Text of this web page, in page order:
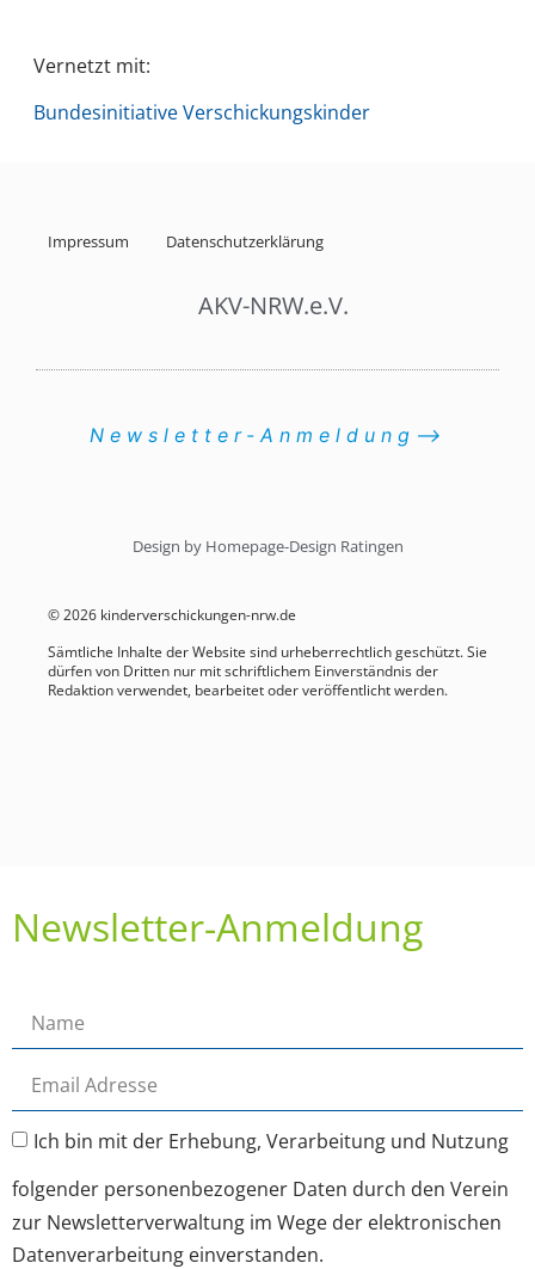
Vernetzt mit:
Bundesinitiative Verschickungskinder
Impressum Datenschutzerklärung
AKV-NRW.e.V.
Newsletter-Anmeldung⟶
Design by Homepage-Design Ratingen
© 2026 kinderverschickungen-nrw.de
Sämtliche Inhalte der Website sind urheberrechtlich geschützt. Sie
dürfen von Dritten nur mit schriftlichem Einverständnis der
Redaktion verwendet, bearbeitet oder veröffentlicht werden.
Newsletter-Anmeldung
Ich bin mit der Erhebung, Verarbeitung und Nutzung
folgender personenbezogener Daten durch den Verein
zur Newsletterverwaltung im Wege der elektronischen
Datenverarbeitung einverstanden.